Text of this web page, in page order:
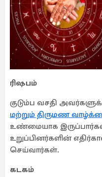
ரிஷபம்
குடும்ப வசதி
மற்றும் திருமண
உண்மையாக
உறுப்பினர்களின்
செய்வார்கள்.
கடகம்